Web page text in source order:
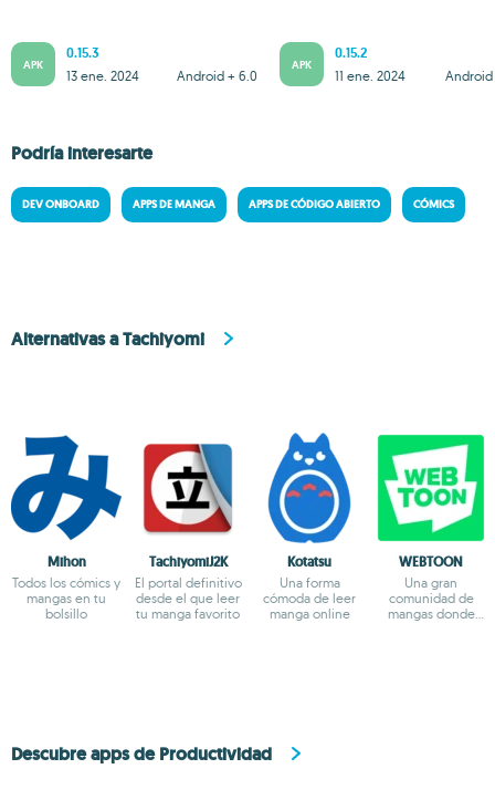
APK
0.15.3
Android + 6.0
13 ene. 2024
APK
0.15.2
Android
11 ene. 2024
Podría interesarte
DEV ONBOARD APPS DE MANGA APPS DE CÓDIGO ABIERTO CÓMICS
Alternativas a Tachiyomi
Mihon
Todos los cómics y
mangas en tu
bolsillo
TachiyomiJ2K
El portal definitivo
desde el que leer
tu manga favorito
Kotatsu
Una forma
cómoda de leer
manga online
WEBTOON
Una gran
comunidad de
mangas donde
Descubre apps de Productividad